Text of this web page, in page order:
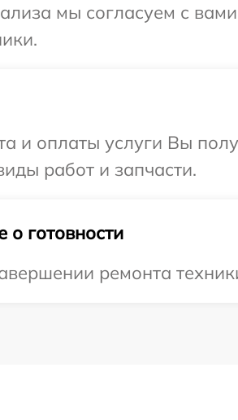
мы согласуем с
и оплаты услуги Вы
работ и запчасти.
готовности
ремонта